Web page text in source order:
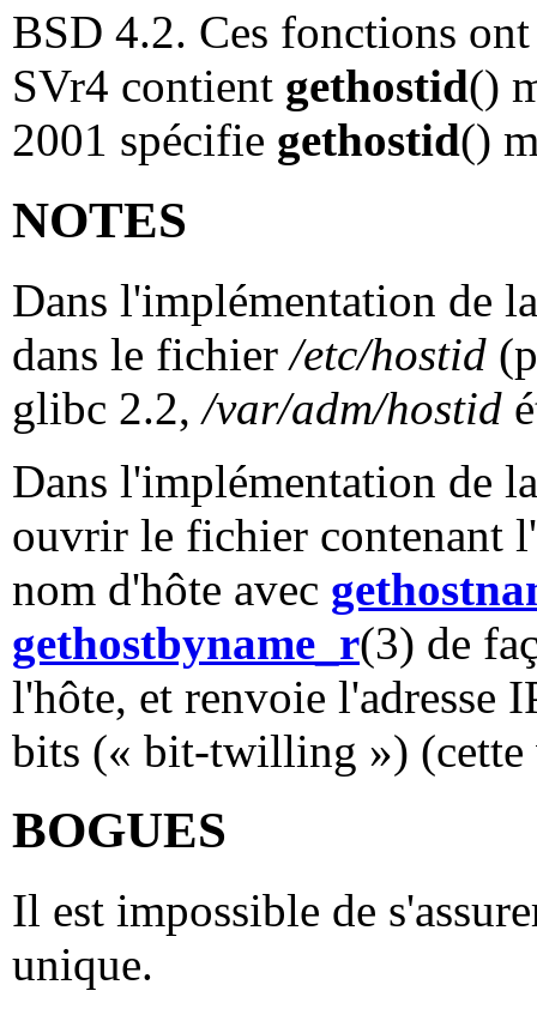
BSD 4.2. Ces fonctions
SVr4 contient gethostid()
2001 spécifie gethostid()
NOTES
Dans l'implémentation de
dans le fichier/etc/hostid
glibc 2.2,/var/adm/hostid
Dans l'implémentation de
ouvrir le fichier contenant
nom d'hôte avec
gethostbyname_r(3) de
l'hôte, et renvoie l'adresse
bits (« bit-twilling ») (cette
BOGUES
Il est impossible de
unique.